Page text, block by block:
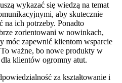
wykazać się wiedzą na temat
aby skutecznie
na ich potrzeby. Ponadto
zorientowani w nowinkach,
móc zapewnić klientom wsparcie
ważne, bo nowe produkty w
klientów ogromny atut.
za kształtowanie i